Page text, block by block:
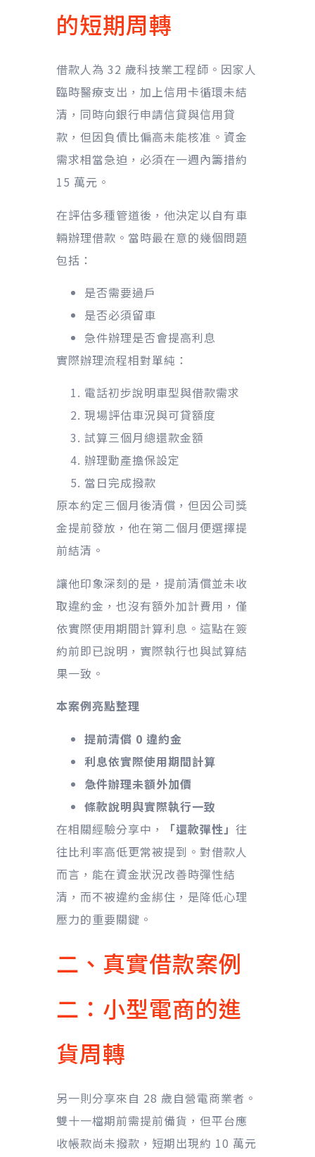
的短期周轉
借款人為 32 歲科技業工程師。因家人
臨時醫療支出，加上信用卡循環未結
清，同時向銀行申請信貸與信用貸
款，但因負債比偏高未能核准。資金
需求相當急迫，必須在一週內籌措約
15 萬元。
在評估多種管道後，他決定以自有車
輛辦理借款。當時最在意的幾個問題
包括：
是否需要過戶
是否必須留車
急件辦理是否會提高利息
實際辦理流程相對單純：
電話初步說明車型與借款需求
現場評估車況與可貸額度
試算三個月總還款金額
辦理動產擔保設定
當日完成撥款
原本約定三個月後清償，但因公司獎
金提前發放，他在第二個月便選擇提
前結清。
讓他印象深刻的是，提前清償並未收
取違約金，也沒有額外加計費用，僅
依實際使用期間計算利息。這點在簽
約前即已說明，實際執行也與試算結
果一致。
本案例亮點整理
提前清償 0 違約金
利息依實際使用期間計算
急件辦理未額外加價
條款說明與實際執行一致
在相關經驗分享中，
「還款彈性」 往
往比利率高低更常被提到。對借款人
而言，能在資金狀況改善時彈性結
清，而不被違約金綁住，是降低心理
壓力的重要關鍵。
二、真實借款案例
二：小型電商的進
貨周轉
另一則分享來自 28 歲自營電商業者。
雙十一檔期前需提前備貨，但平台應
收帳款尚未撥款，短期出現約 10 萬元